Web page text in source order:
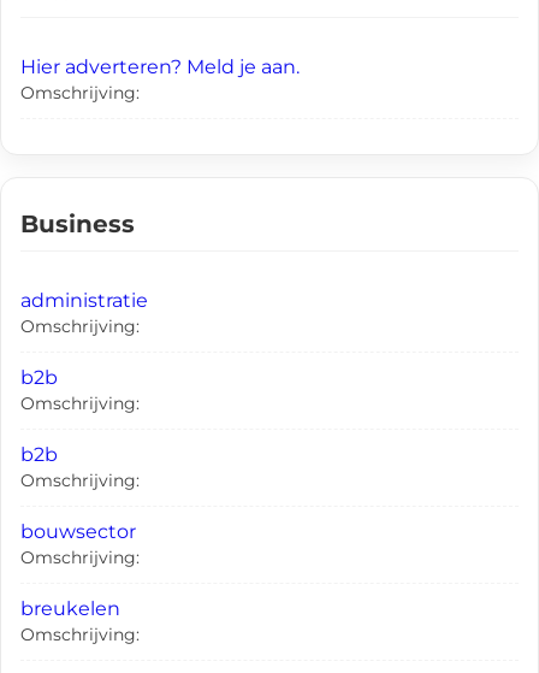
Hier adverteren? Meld je aan.
Omschrijving:
Business
administratie
Omschrijving:
b2b
Omschrijving:
b2b
Omschrijving:
bouwsector
Omschrijving:
breukelen
Omschrijving: